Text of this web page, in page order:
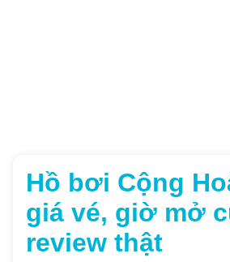
Hồ bơi Cộng
giá vé, giờ mở
review thật